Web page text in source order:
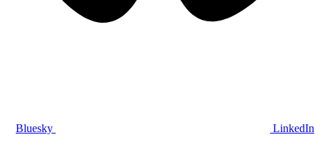
Bluesky LinkedIn